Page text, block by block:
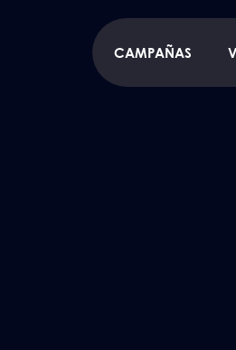
CAMPAÑAS